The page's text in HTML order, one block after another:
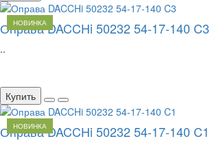
НОВИНКА
Оправа DACCHi 50232 54-17-140 C3
..
Купить
НОВИНКА
Оправа DACCHi 50232 54-17-140 C1